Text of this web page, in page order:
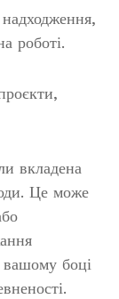
роботі.
вкладена
Це може
вашому боці